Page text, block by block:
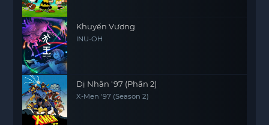
Khuyển Vương
INU-OH
Dị Nhân '97 (Phần 2)
X-Men '97 (Season 2)